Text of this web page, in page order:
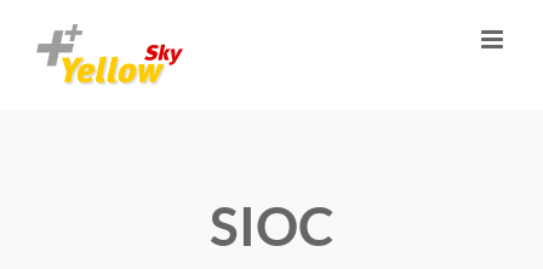
Inhalt
springen
SIOC